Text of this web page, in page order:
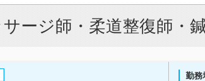
ージ師・柔道整復師・
勤務